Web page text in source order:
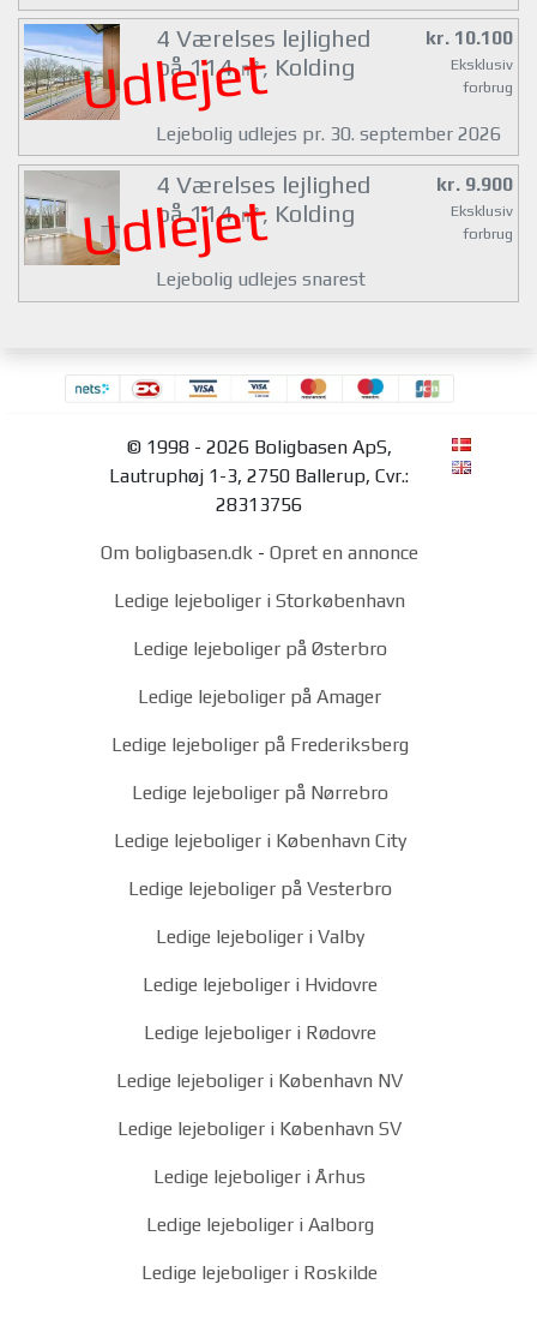
Udlejet
4 Værelses lejlighed
på 114 ㎡, Kolding
kr. 10.100
Eksklusiv
forbrug
Lejebolig udlejes pr. 30. september 2026
Udlejet
4 Værelses lejlighed
på 114 ㎡, Kolding
kr. 9.900
Eksklusiv
forbrug
Lejebolig udlejes snarest
© 1998 - 2026 Boligbasen ApS,
Lautruphøj 1-3, 2750 Ballerup, Cvr.:
28313756
Om boligbasen.dk - Opret en annonce
Ledige lejeboliger i Storkøbenhavn
Ledige lejeboliger på Østerbro
Ledige lejeboliger på Amager
Ledige lejeboliger på Frederiksberg
Ledige lejeboliger på Nørrebro
Ledige lejeboliger i København City
Ledige lejeboliger på Vesterbro
Ledige lejeboliger i Valby
Ledige lejeboliger i Hvidovre
Ledige lejeboliger i Rødovre
Ledige lejeboliger i København NV
Ledige lejeboliger i København SV
Ledige lejeboliger i Århus
Ledige lejeboliger i Aalborg
Ledige lejeboliger i Roskilde